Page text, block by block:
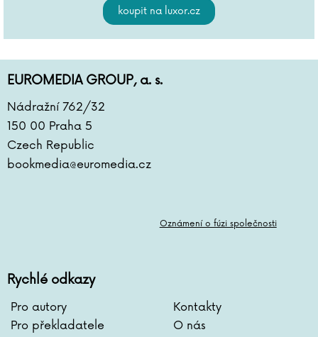
EUROMEDIA GROUP, a. s.
Nádražní 762/32
150 00 Praha 5
Czech Republic
bookmedia@euromedia.cz
Oznámení o fúzi společnosti
Rychlé odkazy
Pro autory
Kontakty
Pro překladatele
O nás